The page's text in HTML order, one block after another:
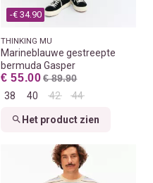
-€ 34.90
THINKING MU
Marineblauwe gestreepte
bermuda Gasper
€ 55.00 € 89.90
38
40 42 44
Het product zien